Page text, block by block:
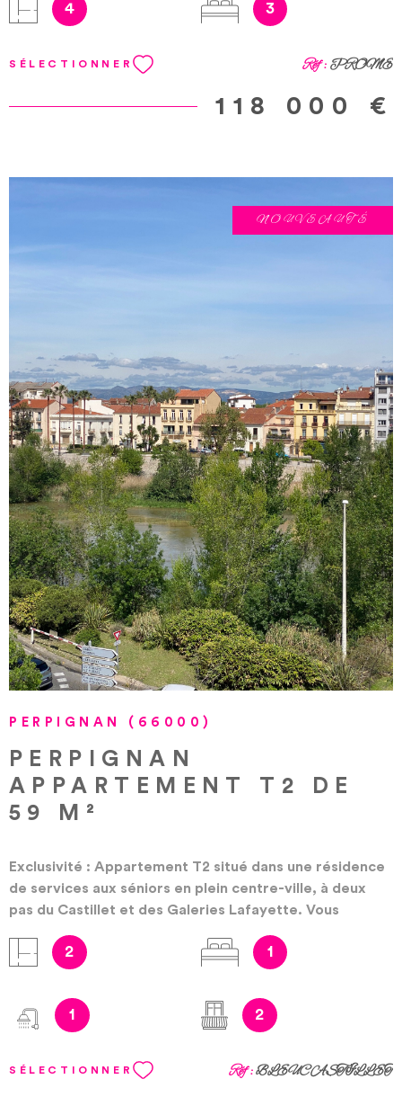
loggia, cuisine séparé et aménagée avec cellier, 3
avec sa cave et son garage. Honoraires à la charge du
vendeur. Bien soumis au statut juridique de la
copropriété. Nb de lot :494. Charges annuelles de
copropriété (Montant moyen annuel quote-part du
exposé sont disponibles sur le site Géorisques
https://www.georisques.gouv.fr/
4 3
SÉLECTIONNER Réf : PROME
118 000 €
PERPIGNAN (66000)
PERPIGNAN
APPARTEMENT T2 DE
59 M²
Exclusivité : Appartement T2 situé dans une résidence
de services aux séniors en plein centre-ville, à deux
pas du Castillet et des Galeries Lafayette. Vous
de thé, des salons et de nombreux services. Les
personnel compétent présent 24h/24h, une animation
quotidienne, des espaces de vies communs, l'aide à
une cuisine équipée, une chambre, une salle d'eau avec
douche à l'italienne et w.-c. La pièce de vie donne sur
2 1
1 2
SÉLECTIONNER Réf :BLEUCASTILLET
NOUVEAUTÉ
VOIR LE BIEN